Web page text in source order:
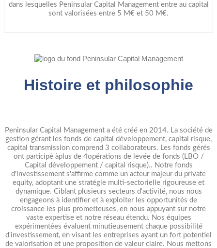
dans lesquelles Peninsular Capital Management entre au capital
sont valorisées entre 5 M€ et 50 M€.
Histoire et philosophie
Peninsular Capital Management a été créé en 2014. La société de
gestion gérant les fonds de capital développement, capital risque,
capital transmission comprend 3 collaborateurs. Les fonds gérés
ont participé àplus de 4opérations de levée de fonds (LBO /
Capital développement / capital risque).. Notre fonds
d'investissement s'affirme comme un acteur majeur du private
equity, adoptant une stratégie multi-sectorielle rigoureuse et
dynamique. Ciblant plusieurs secteurs d'activité, nous nous
engageons à identifier et à exploiter les opportunités de
croissance les plus prometteuses, en nous appuyant sur notre
vaste expertise et notre réseau étendu. Nos équipes
expérimentées évaluent minutieusement chaque possibilité
d'investissement, en visant les entreprises ayant un fort potentiel
de valorisation et une proposition de valeur claire. Nous mettons